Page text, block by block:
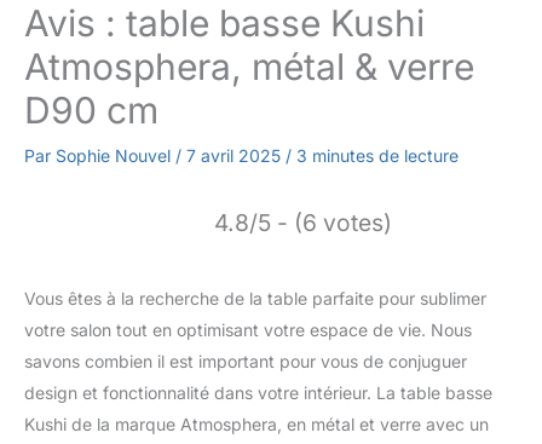
Avis : table basse Kushi
Atmosphera, métal & verre
D90 cm
Par Sophie Nouvel / 7 avril 2025 / 3 minutes de lecture
4.8/5 - (6 votes)
Vous êtes à la recherche de la table parfaite pour sublimer
votre salon tout en optimisant votre espace de vie. Nous
savons combien il est important pour vous de conjuguer
design et fonctionnalité dans votre intérieur. La table basse
Kushi de la marque Atmosphera, en métal et verre avec un